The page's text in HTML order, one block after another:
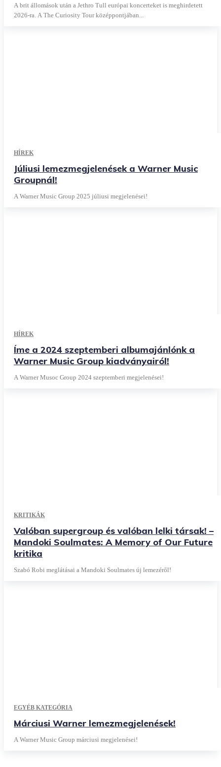
A brit állomások után a Jethro Tull európai koncerteket is meghirdetett
2026-ra. A The Curiosity Tour középpontjában...
HÍREK
Júliusi lemezmegjelenések a Warner Music
Groupnál!
A Warner Music Group 2025 júliusi megjelenései!
HÍREK
Íme a 2024 szeptemberi albumajánlónk a
Warner Music Group kiadványairól!
A Warner Musoc Group 2024 szeptemberi megjelenései!
KRITIKÁK
Valóban supergroup és valóban lelki társak! –
Mandoki Soulmates: A Memory of Our Future
kritika
Szabó Robi meglátásai a Mandoki Soulmates új lemezéről!
EGYÉB KATEGÓRIA
Márciusi Warner lemezmegjelenések!
A Warner Music Group márciusi megjelenései!